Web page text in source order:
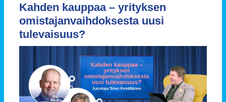
Kahden kauppaa – yrityksen
omistajanvaihdoksesta uusi
tulevaisuus?